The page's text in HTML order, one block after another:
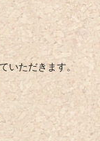
いただきます。